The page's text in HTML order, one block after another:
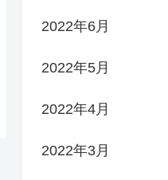
2022年6月
2022年5月
2022年4月
2022年3月